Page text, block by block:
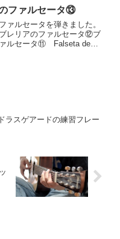
ファルセータ⑬
ァルセータを弾きました。
レリアのファルセータ⑫ブ
ァルセータ⑪ Falseta de
ラスゲアードの練習フレー